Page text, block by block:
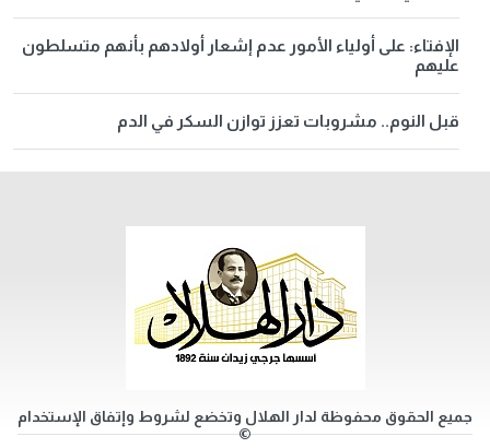
الإفتاء: على أولياء الأمور عدم إشعار أولادهم بأنهم متسلطون
عليهم
قبل النوم.. مشروبات تعزز توازن السكر في الدم
جميع الحقوق محفوظة لدار الهلال وتخضع لشروط وإتفاق الإستخدام
©